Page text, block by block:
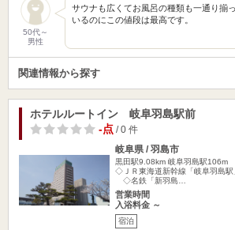
50代～
男性
サウナも広くてお風呂の種類も一通り揃
いるのにこの値段は最高です。
関連情報から探す
ホテルルートイン 岐阜羽島駅前
-点/ 0 件
岐阜県 / 羽島市
黒田駅9.08km 岐阜羽島駅106m
◇ＪＲ東海道新幹線「岐阜羽島駅
◇名鉄「新羽島…
営業時間
入浴料金 ～
宿泊